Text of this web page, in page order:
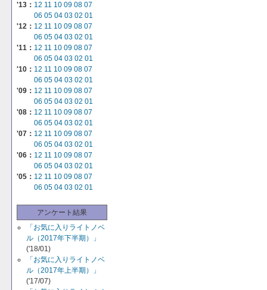
'13： 12 11 10 09 08 07
06 05 04 03 02 01
'12： 12 11 10 09 08 07
06 05 04 03 02 01
'11： 12 11 10 09 08 07
06 05 04 03 02 01
'10： 12 11 10 09 08 07
06 05 04 03 02 01
'09： 12 11 10 09 08 07
06 05 04 03 02 01
'08： 12 11 10 09 08 07
06 05 04 03 02 01
'07： 12 11 10 09 08 07
06 05 04 03 02 01
'06： 12 11 10 09 08 07
06 05 04 03 02 01
'05： 12 11 10 09 08 07
06 05 04 03 02 01
アンケート結果
「お気に入りライトノベ
ル（2017年下半期）」
('18/01)
「お気に入りライトノベ
ル（2017年上半期）」
('17/07)